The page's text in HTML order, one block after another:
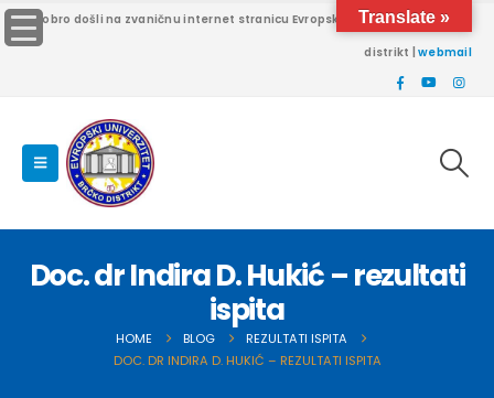
Dobro došli na zvaničnu internet stranicu Evropskog univerziteta Brčko
distrikt |webmail
Doc. dr Indira D. Hukić – rezultati
ispita
HOME BLOG
REZULTATI ISPITA
DOC. DR INDIRA D. HUKIĆ – REZULTATI ISPITA
Translate »